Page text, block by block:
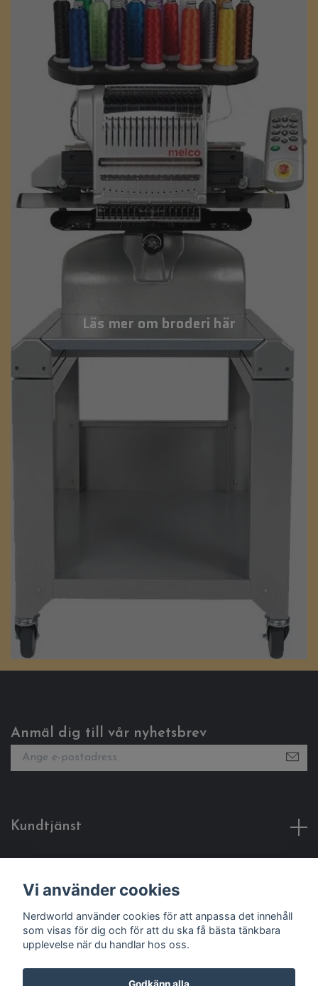
Läs mer om broderi här
Anmäl dig till vår nyhetsbrev
Kundtjänst
Sociala medier
Vi använder cookies
Nerdworld använder cookies för att anpassa det innehåll
som visas för dig och för att du ska få bästa tänkbara
upplevelse när du handlar hos oss.
Godkänn alla